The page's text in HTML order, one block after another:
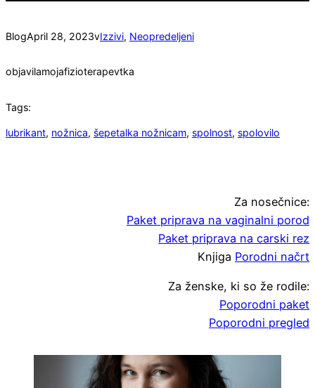
BlogApril 28, 2023vIzzivi, Neopredeljeni
objavilamojafizioterapevtka
Tags:
lubrikant, nožnica, šepetalka nožnicam, spolnost, spolovilo
Za nosečnice:
Paket priprava na vaginalni porod
Paket priprava na carski rez
Knjiga Porodni načrt
Za ženske, ki so že rodile:
Poporodni paket
Poporodni pregled